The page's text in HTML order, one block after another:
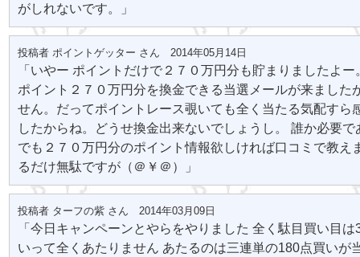
がしれないです。」
投稿者 ポイントゲッター さん 2014年05月14日
「いやー ポイントだけで２７０万円分も貯まりましたよー
ポイント２７０万円分を換金できる当選メールが来ました
せん。だってポイントレース覗いても全く当たる気配すら
したからね。どうせ換金出来ないでしょうし。 誰か必要で
でも２７０万円分のポイント情報欲しければ口コミで教え
るだけ無駄ですが（＠￥＠）」
投稿者 ターフの紫 さん 2014年03月09日
「今日キャンペーンとやらをやりました 全く駄目買い目
いって全くあたりません あたるのは三連単の180点買いが